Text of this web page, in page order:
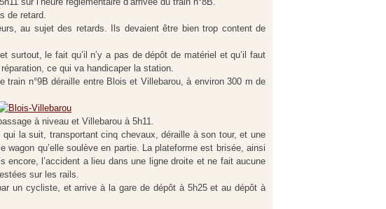
de retard.
au sujet des retards. Ils devaient être bien trop content de
surtout, le fait qu’il n’y a pas de dépôt de matériel et qu’il faut
ce qui va handicaper la station.
train n°9B déraille entre Blois et Villebarou, à environ 300 m de
à niveau et Villebarou à 5h11.
la suit, transportant cinq chevaux, déraille à son tour, et une
wagon qu’elle soulève en partie. La plateforme est brisée, ainsi
encore, l’accident a lieu dans une ligne droite et ne fait aucune
sur les rails.
un cycliste, et arrive à la gare de dépôt à 5h25 et au dépôt à